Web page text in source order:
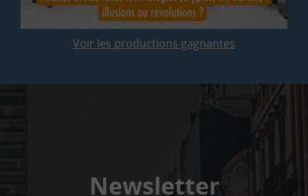
Voir les productions gagnantes
Newsletter